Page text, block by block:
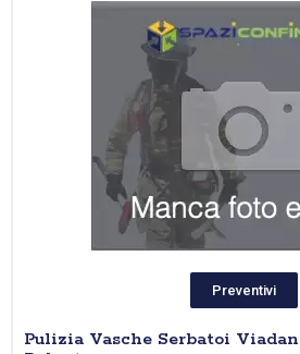
Preventivi
Pulizia Vasche Serbatoi